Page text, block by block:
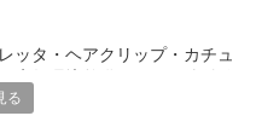
ッタ・ヘアクリップ・カチュ
る